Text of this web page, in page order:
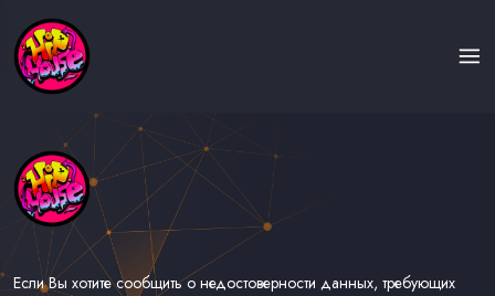
Если Вы хотите сообщить о недостоверности данных, требующих